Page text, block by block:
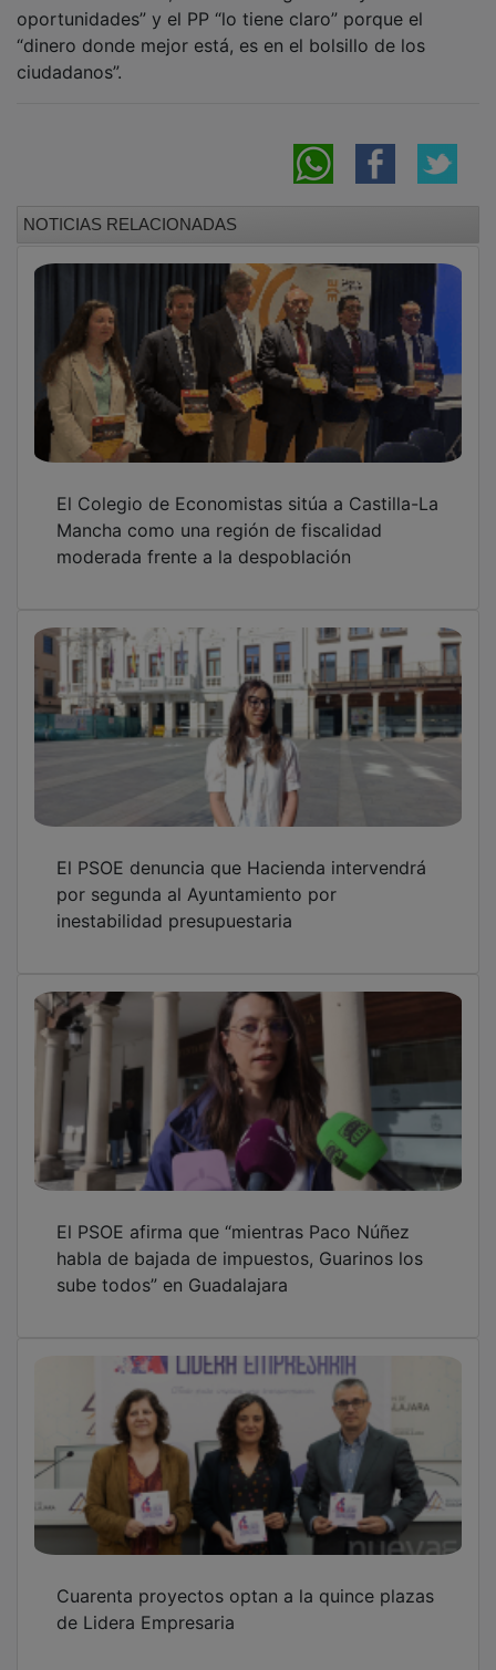
El Colegio de Economistas sitúa a Castilla-La
Mancha como una región de fiscalidad
moderada frente a la despoblación
El PSOE denuncia que Hacienda intervendrá
por segunda al Ayuntamiento por
inestabilidad presupuestaria
El PSOE afirma que “mientras Paco Núñez
habla de bajada de impuestos, Guarinos los
sube todos” en Guadalajara
Cuarenta proyectos optan a la quince plazas
de Lidera Empresaria
El PP celebra en Jadraque la I Cumbre en
defensa del municipalismo como esencia de
la política española